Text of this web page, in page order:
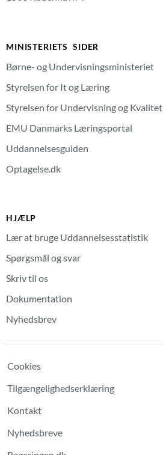
MINISTERIETS SIDER
Børne- og Undervisningsministeriet
Styrelsen for It og Læring
Styrelsen for Undervisning og Kvalitet
EMU Danmarks Læringsportal
Uddannelsesguiden
Optagelse.dk
HJÆLP
Lær at bruge Uddannelsesstatistik
Spørgsmål og svar
Skriv til os
Dokumentation
Nyhedsbrev
Cookies
Tilgængelighedserklæring
Kontakt
Nyhedsbreve